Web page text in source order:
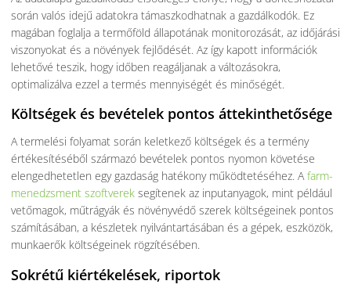
során valós idejű adatokra támaszkodhatnak a gazdálkodók. Ez
magában foglalja a termőföld állapotának monitorozását, az időjárási
viszonyokat és a növények fejlődését. Az így kapott információk
lehetővé teszik, hogy időben reagáljanak a változásokra,
optimalizálva ezzel a termés mennyiségét és minőségét.
Költségek és bevételek pontos áttekinthetősége
A termelési folyamat során keletkező költségek és a termény
értékesítéséből származó bevételek pontos nyomon követése
elengedhetetlen egy gazdaság hatékony működtetéséhez. Afarm-
menedzsment szoftvereksegítenek az inputanyagok, mint például
vetőmagok, műtrágyák és növényvédő szerek költségeinek pontos
számításában, a készletek nyilvántartásában és a gépek, eszközök,
munkaerők költségeinek rögzítésében.
Sokrétű kiértékelések, riportok